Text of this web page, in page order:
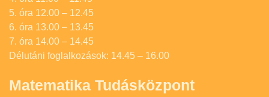
5. óra 12.00 – 12.45
6. óra 13.00 – 13.45
7. óra 14.00 – 14.45
Délutáni foglalkozások: 14.45 – 16.00
Matematika Tudásközpont